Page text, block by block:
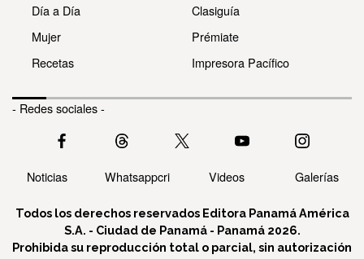
Día a Día
Mujer
Recetas
Clasiguía
Prémiate
Impresora Pacífico
- Redes sociales -
Noticias Whatsappcri Videos Galerías
Todos los derechos reservados Editora Panamá América
S.A. - Ciudad de Panamá - Panamá 2026.
Prohibida su reproducción total o parcial, sin autorización